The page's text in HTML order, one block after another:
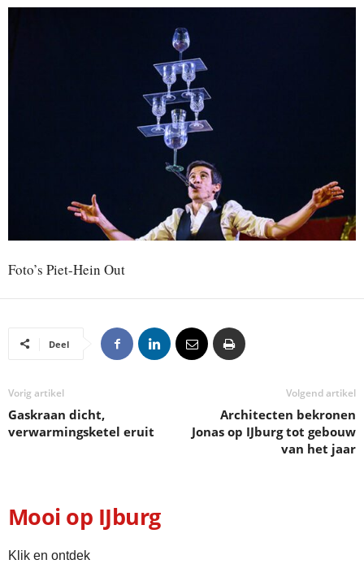
Foto’s Piet-Hein Out
Deel
Vorig artikel
Gaskraan dicht,
verwarmingsketel eruit
Volgend artikel
Architecten bekronen
Jonas op IJburg tot gebouw
van het jaar
Mooi op IJburg
Klik en ontdek